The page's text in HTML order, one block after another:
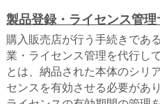
製品登録・ライセンス管理
購入販売店が行う手続きであ
業・ライセンス管理を代行し
とは、納品された本体のシリ
センスを有効させる必要があ